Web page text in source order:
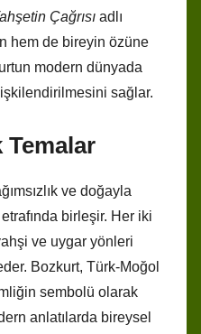
Çağrısı adlı
hem de bireyin özüne
modern dünyada
sağlar.
ve doğayla
birleşir. Her iki
ve uygar yönleri
Bozkurt, Türk-Moğol
sembolü olarak
anlatılarda bireysel